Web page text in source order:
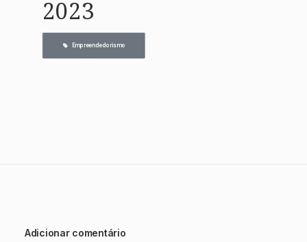
2023
Empreendedorismo
Adicionar comentário